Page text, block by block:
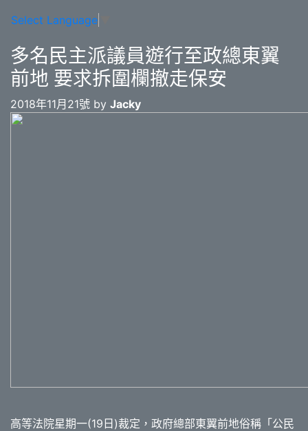
Select Language
多名民主派議員遊行至政總東翼
前地 要求拆圍欄撤走保安
2018年11月21號 by Jacky
高等法院星期一(19日)裁定，政府總部東翼前地俗稱「公民